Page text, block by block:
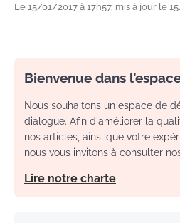
Le 15/01/2017 à 17h57, mis à jour le
Bienvenue dans
Nous souhaitons un espace de
dialogue. Afin d'améliorer la
nos articles, ainsi que votre
nous vous invitons à consulter
Lire notre charte